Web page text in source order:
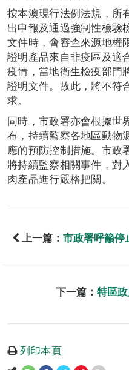
按本澳現行法例法規，所
出申報及通過強制性檢驗
文件時，會審查來源地權
證明產品來自非疫區及適
疫情，當地衛生檢疫部門
證明文件。故此，將不符
求。
同時，市政署亦會根據世
布，持續監察各地區動物
應的預防控制措施。市政
將持續監察相關事件，對
肉產品進行嚴格把關。
上一篇： 市政署呼籲停
下一篇： 特區
列印本頁